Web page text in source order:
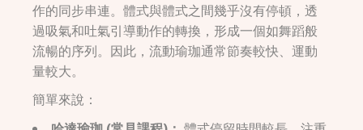
作的同步串連。體式與體式之間幾乎沒有停頓，透
過吸氣和吐氣引導動作的轉換，形成一個如舞蹈般
流暢的序列。因此，流動瑜珈通常節奏較快、運動
量較大。
簡單來說：